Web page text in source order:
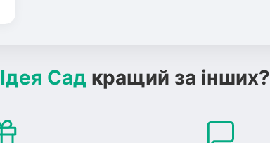
Ідея Сад кращий за інших?